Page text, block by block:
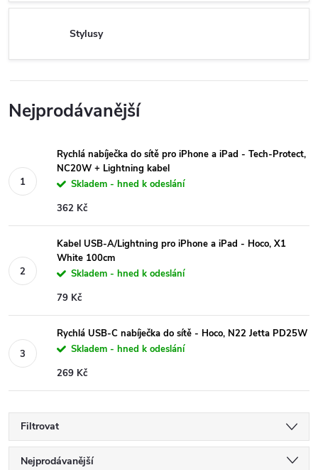
Stylusy
Nejprodávanější
Rychlá nabíječka do sítě pro iPhone a iPad - Tech-Protect,
NC20W + Lightning kabel
Skladem - hned k odeslání
362 Kč
Kabel USB-A/Lightning pro iPhone a iPad - Hoco, X1
White 100cm
Skladem - hned k odeslání
79 Kč
Rychlá USB-C nabíječka do sítě - Hoco, N22 Jetta PD25W
Skladem - hned k odeslání
269 Kč
Filtrovat
Nejprodávanější